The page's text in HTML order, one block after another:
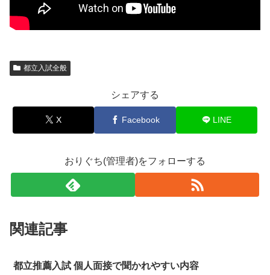
都立入試全般
シェアする
X Facebook LINE
おりぐち(管理者)をフォローする
関連記事
都立推薦入試 個人面接で聞かれやすい内容